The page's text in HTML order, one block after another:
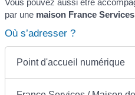
Vous pouvez aussi être
par une maison France Services
Où s’adresser ?
Point d'accueil numérique